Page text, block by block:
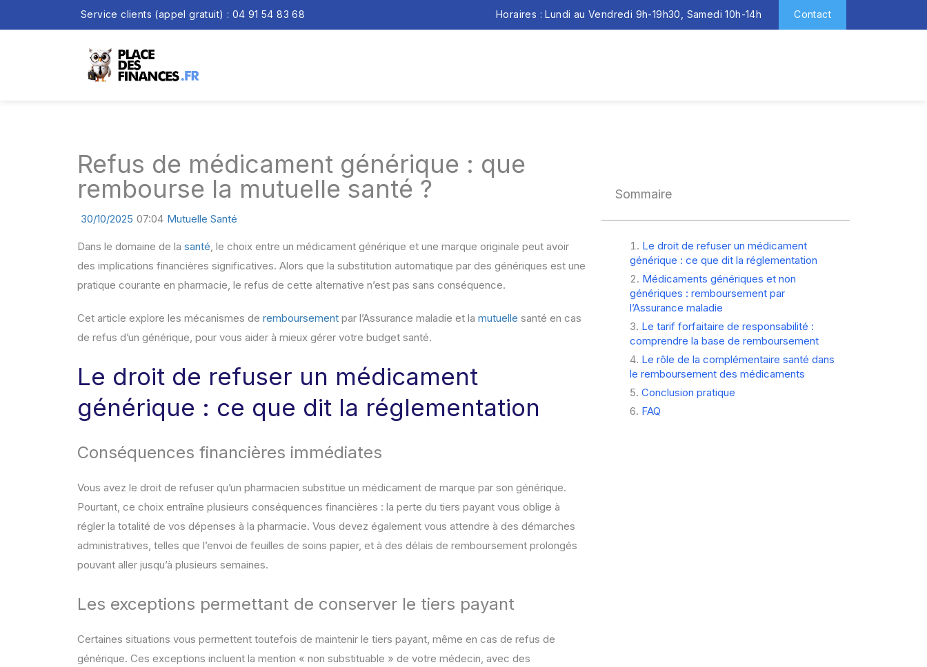
Service clients (appel gratuit) : 04 91 54 83 68 Horaires : Lundi au Vendredi 9h-19h30, Samedi 10h-14h Contact
Refus de médicament générique : que
rembourse la mutuelle santé ?
30/10/2025 07:04 Mutuelle Santé
Dans le domaine de la santé, le choix entre un médicament générique et une marque originale peut avoir
des implications financières significatives. Alors que la substitution automatique par des génériques est une
pratique courante en pharmacie, le refus de cette alternative n’est pas sans conséquence.
Cet article explore les mécanismes de remboursement par l’Assurance maladie et la mutuelle santé en cas
de refus d’un générique, pour vous aider à mieux gérer votre budget santé.
Le droit de refuser un médicament
générique : ce que dit la réglementation
Conséquences financières immédiates
Vous avez le droit de refuser qu’un pharmacien substitue un médicament de marque par son générique.
Pourtant, ce choix entraîne plusieurs conséquences financières : la perte du tiers payant vous oblige à
régler la totalité de vos dépenses à la pharmacie. Vous devez également vous attendre à des démarches
administratives, telles que l’envoi de feuilles de soins papier, et à des délais de remboursement prolongés
pouvant aller jusqu’à plusieurs semaines.
Les exceptions permettant de conserver le tiers payant
Certaines situations vous permettent toutefois de maintenir le tiers payant, même en cas de refus de
générique. Ces exceptions incluent la mention « non substituable » de votre médecin, avec des
Sommaire
Le droit de refuser un médicament
générique : ce que dit la réglementation
Médicaments génériques et non
génériques : remboursement par
l’Assurance maladie
Le tarif forfaitaire de responsabilité :
comprendre la base de remboursement
Le rôle de la complémentaire santé dans
le remboursement des médicaments
Conclusion pratique
FAQ